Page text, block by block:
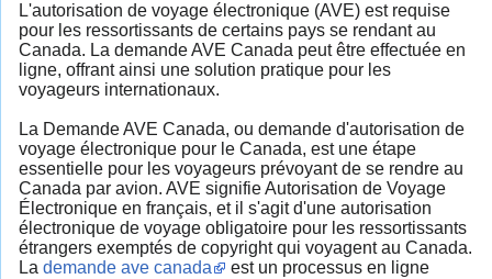
L'autorisation de voyage électronique (AVE) est requise
pour les ressortissants de certains pays se rendant au
Canada. La demande AVE Canada peut être effectuée en
ligne, offrant ainsi une solution pratique pour les
voyageurs internationaux.
La Demande AVE Canada, ou demande d'autorisation de
voyage électronique pour le Canada, est une étape
essentielle pour les voyageurs prévoyant de se rendre au
Canada par avion. AVE signifie Autorisation de Voyage
Électronique en français, et il s'agit d'une autorisation
électronique de voyage obligatoire pour les ressortissants
étrangers exemptés de copyright qui voyagent au Canada.
La demande ave canada
est un processus en ligne